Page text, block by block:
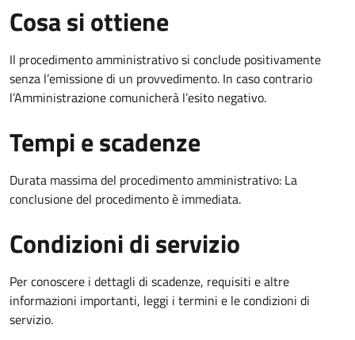
Cosa si ottiene
Il procedimento amministrativo si conclude positivamente
senza l’emissione di un provvedimento. In caso contrario
l’Amministrazione comunicherà l’esito negativo.
Tempi e scadenze
Durata massima del procedimento amministrativo: La
conclusione del procedimento è immediata.
Condizioni di servizio
Per conoscere i dettagli di scadenze, requisiti e altre
informazioni importanti, leggi i termini e le condizioni di
servizio.